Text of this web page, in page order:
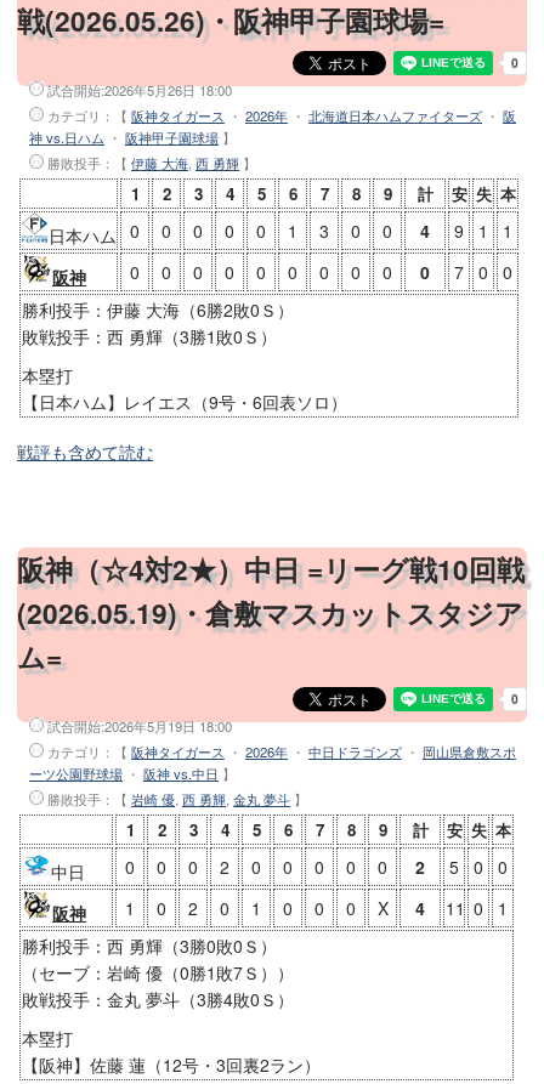
戦(2026.05.26)・阪神甲子園球場=
試合開始:2026年5月26日 18:00
カテゴリ：【 阪神タイガース ・ 2026年 ・ 北海道日本ハムファイターズ ・ 阪
神 vs.日ハム ・ 阪神甲子園球場 】
勝敗投手 ：【 伊藤 大海, 西 勇輝 】
1 2 3 4 5 6 7 8 9 計 安 失 本
日本ハム 0 0 0 0 0 1 3 0 0 4 9 1
1
阪神
0 0 0 0 0 0 0 0 0 0 7 0
0
勝利投手：伊藤 大海（6勝2敗0Ｓ）
敗戦投手：西 勇輝（3勝1敗0Ｓ）
本塁打
【日本ハム】レイエス（9号・6回表ソロ）
戦評も含めて読む
阪神（☆4対2★）中日 =リーグ戦10回戦
(2026.05.19)・倉敷マスカットスタジア
ム=
試合開始:2026年5月19日 18:00
カテゴリ：【 阪神タイガース ・ 2026年 ・ 中日ドラゴンズ ・ 岡山県倉敷スポ
ーツ公園野球場 ・ 阪神 vs.中日 】
勝敗投手 ：【 岩崎 優, 西 勇輝, 金丸 夢斗 】
1 2 3 4 5 6 7 8 9 計 安 失 本
中日 0 0 0 2 0 0 0 0 0 2 5 0
0
阪神
1 0 2 0 1 0 0 0 X 4 11 0
1
勝利投手：西 勇輝（3勝0敗0Ｓ）
（セーブ：岩崎 優（0勝1敗7Ｓ））
敗戦投手：金丸 夢斗（3勝4敗0Ｓ）
本塁打
【阪神】佐藤 蓮（12号・3回裏2ラン）